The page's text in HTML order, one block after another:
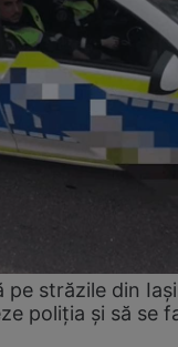
pe străzile din
poliția și să se